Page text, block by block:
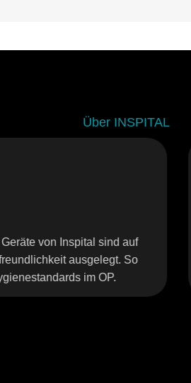
Über INSPITAL
sind auf
So
OP.
Unsere
Arbeitsabläufe
durchdachte